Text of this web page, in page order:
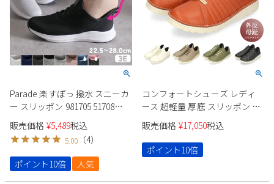
Parade 楽すぽっ 撥水 スニーカ
ー スリッポン 981705 51708
51711 ユニセックス
販売価格 ¥5,489税込
5.00 （4）
ポイント10倍
人気
コンフォートシューズ レディ
ース 超軽量 厚底 スリッポン カ
ジュアルスニーカー 幅広 4E
7280 Parade 履きやすい 痛くな
い 軽い 伸びる 外反母趾 靴 本革
ブラック 黒
販売価格 ¥17,050税込
ポイント10倍